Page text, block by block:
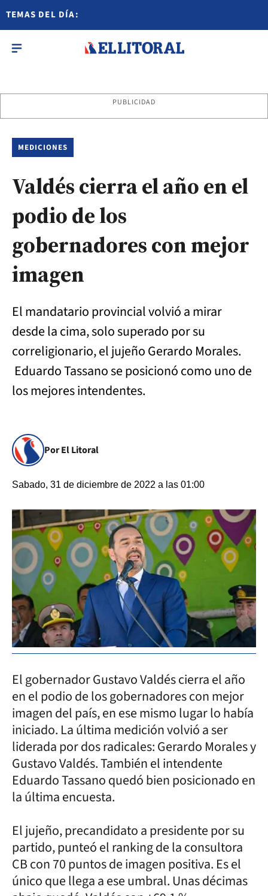
TEMAS DEL DÍA:
PUBLICIDAD
MEDICIONES
Valdés cierra el año en el
podio de los
gobernadores con mejor
imagen
El mandatario provincial volvió a mirar
desde la cima, solo superado por su
correligionario, el jujeño Gerardo Morales.
Eduardo Tassano se posicionó como uno de
los mejores intendentes.
Por El Litoral
Sabado, 31 de diciembre de 2022 a las 01:00
El gobernador Gustavo Valdés cierra el año
en el podio de los gobernadores con mejor
imagen del país, en ese mismo lugar lo había
iniciado. La última medición volvió a ser
liderada por dos radicales: Gerardo Morales y
Gustavo Valdés. También el intendente
Eduardo Tassano quedó bien posicionado en
la última encuesta.
El jujeño, precandidato a presidente por su
partido, punteó el ranking de la consultora
CB con 70 puntos de imagen positiva. Es el
único que llega a ese umbral. Unas décimas